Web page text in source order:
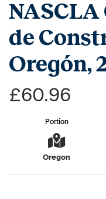
de
Oregón,
£60.96
Portion
Oregon